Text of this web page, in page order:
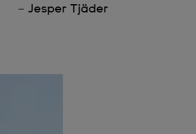
– Jesper Tjäder